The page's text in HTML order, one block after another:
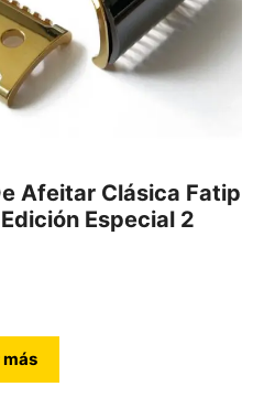
Afeitar Clásica Fatip
Especial 2
más